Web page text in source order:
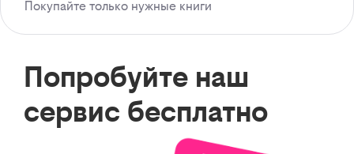
Покупайте только нужные книги
Попробуйте наш
сервис бесплатно